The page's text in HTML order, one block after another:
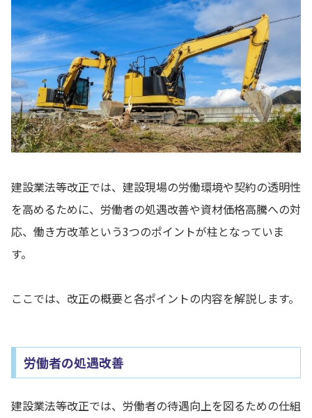
建設業法等改正では、建設現場の労働環境や契約の透明性
を高めるために、労働者の処遇改善や資材価格高騰への対
応、働き方改革という3つのポイントが柱となっていま
す。
ここでは、改正の概要と各ポイントの内容を解説します。
労働者の処遇改善
建設業法等改正では、労働者の待遇向上を図るための仕組